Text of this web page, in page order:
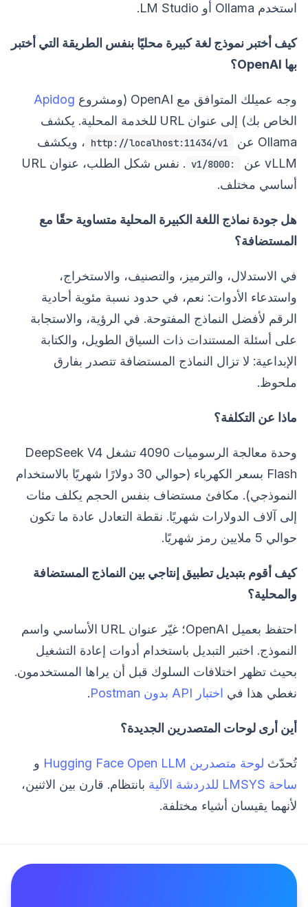
استخدم Ollama أو LM Studio.
كيف أختبر نموذج لغة كبيرة محليًا بنفس الطريقة التي أختبر
بها OpenAI؟
وجه عميلك المتوافق مع OpenAI (ومشروع
Apidog
الخاص بك) إلى عنوان URL للخدمة المحلية. يكشف
Ollama عن
http://localhost:11434/v1 ، ويكشف
vLLM عن
:8000/v1
. نفس شكل الطلب، عنوان URL
أساسي مختلف.
هل جودة نماذج اللغة الكبيرة المحلية متساوية حقًا مع
المستضافة؟
في الاستدلال، والترميز، والتصنيف، والاستخراج،
واستدعاء الأدوات: نعم، في حدود نسبة مئوية أحادية
الرقم لأفضل النماذج المفتوحة. في الرؤية، والاستجابة
على أسئلة المستندات ذات السياق الطويل، والكتابة
الإبداعية: لا تزال النماذج المستضافة تتصدر بفارق
ملحوظ.
ماذا عن التكلفة؟
وحدة معالجة الرسوميات 4090 تشغل DeepSeek V4
Flash بسعر الكهرباء (حوالي 30 دولارًا شهريًا بالاستخدام
النموذجي). مكافئ مستضاف بنفس الحجم يكلف مئات
إلى آلاف الدولارات شهريًا. نقطة التعادل عادة ما تكون
حوالي 5 ملايين رمز شهريًا.
كيف أقوم بتبديل تطبيق إنتاجي بين النماذج المستضافة
والمحلية؟
احتفظ بعميل OpenAI؛ غيّر عنوان URL الأساسي واسم
النموذج. اختبر التبديل باستخدام أدوات إعادة التشغيل
بحيث تظهر اختلافات السلوك قبل أن يراها المستخدمون.
نغطي هذا في اختبار API بدون Postman .
أين أرى لوحات المتصدرين الجديدة؟
تُحدّث لوحة متصدرين Hugging Face Open LLM
و
ساحة LMSYS للدردشة الآلية
بانتظام. قارن بين الاثنين،
لأنهما يقيسان أشياء مختلفة.